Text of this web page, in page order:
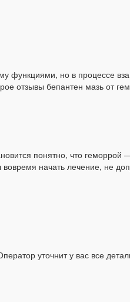
функциями, но в процессе
отзывы бепантен мазь от
понятно, что
начать лечение, не
уточнит у вас все